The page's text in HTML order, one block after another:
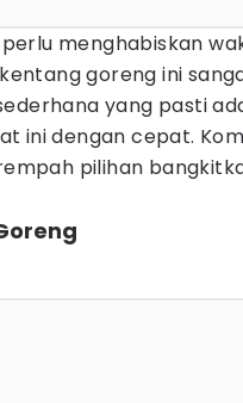
menghabiskan
kentang goreng ini
yang pasti
ini dengan cepat.
pilihan